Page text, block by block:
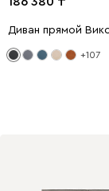
Диван прямой
+107